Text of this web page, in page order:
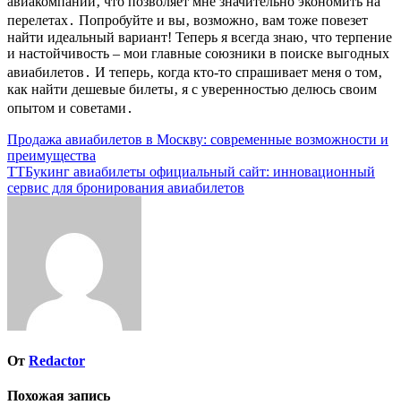
перелетах․ Попробуйте и вы‚ возможно‚ вам тоже повезет
найти идеальный вариант! Теперь я всегда знаю‚ что терпение
и настойчивость – мои главные союзники в поиске выгодных
авиабилетов․ И теперь‚ когда кто-то спрашивает меня о том‚
как найти дешевые билеты‚ я с уверенностью делюсь своим
опытом и советами․
Навигация
по
записям
Продажа авиабилетов в Москву: современные возможности и
преимущества
ТТБукинг авиабилеты официальный сайт: инновационный
сервис для бронирования авиабилетов
От Redactor
Похожая запись